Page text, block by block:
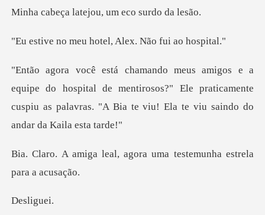
Minha cabeça
hotel, Alex. Não
pital de mentirosos?" Ele praticamente
cuspiu as palavras. "A
l, agora uma testemunha
lig